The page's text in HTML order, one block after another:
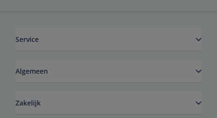
Service
Algemeen
Zakelijk